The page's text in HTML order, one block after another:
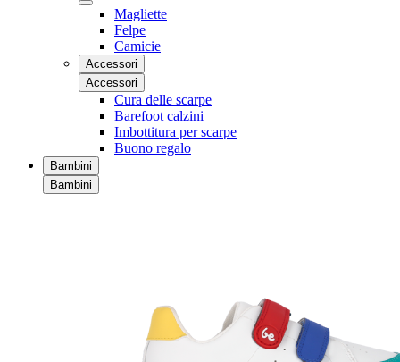
Magliette
Felpe
Camicie
Accessori
Accessori
Cura delle scarpe
Barefoot calzini
Imbottitura per scarpe
Buono regalo
Bambini
Bambini